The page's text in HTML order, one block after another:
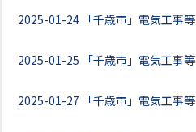
2025-01-24 「千歳市」電気工事等
2025-01-25 「千歳市」電気工事等
2025-01-27 「千歳市」電気工事等